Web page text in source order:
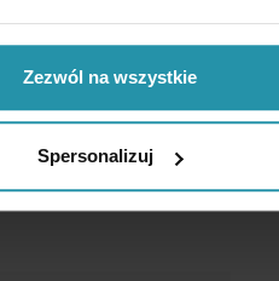
Zezwól na wszystkie
Spersonalizuj